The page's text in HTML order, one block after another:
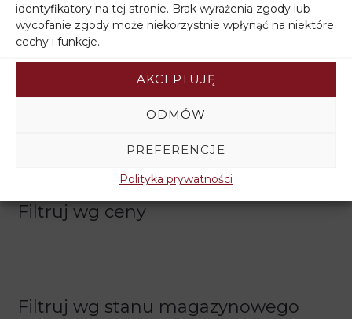
identyfikatory na tej stronie. Brak wyrażenia zgody lub
wycofanie zgody może niekorzystnie wpłynąć na niektóre
cechy i funkcje.
AKCEPTUJĘ
ODMÓW
PREFERENCJE
Polityka prywatności
Filtruj wg ceny
Filtruj wg stanu magazynowego